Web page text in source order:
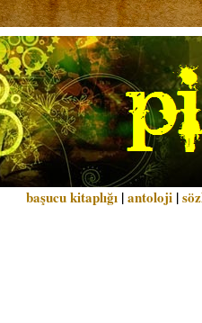
başucu kitaplığı |antoloji |